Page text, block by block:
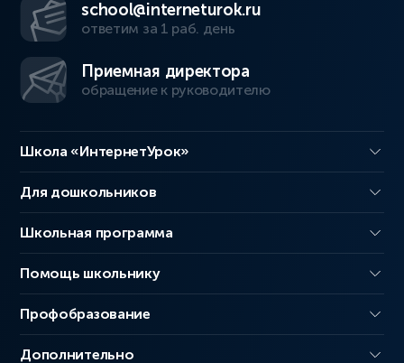
school@interneturok.ru
ответим за 1 раб. день
Приемная директора
обращение к руководителю
Школа «ИнтернетУрок»
Для дошкольников
Школьная программа
Помощь школьнику
Профобразование
Дополнительно